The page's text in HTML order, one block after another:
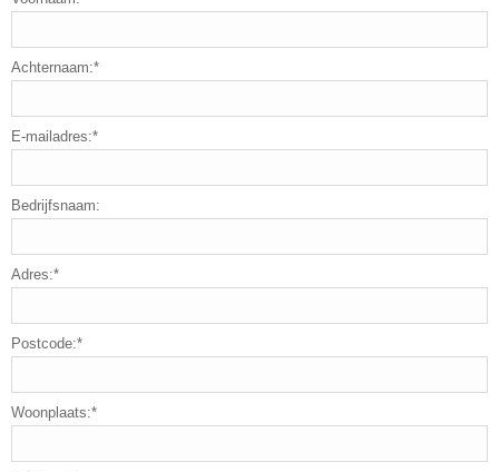
Achternaam:*
E-mailadres:*
Bedrijfsnaam:
Adres:*
Postcode:*
Woonplaats:*